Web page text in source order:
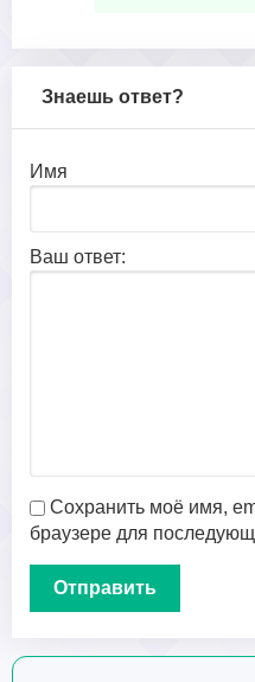
Знаешь ответ?
Имя
Ваш ответ:
Сохранить моё имя,
браузере для